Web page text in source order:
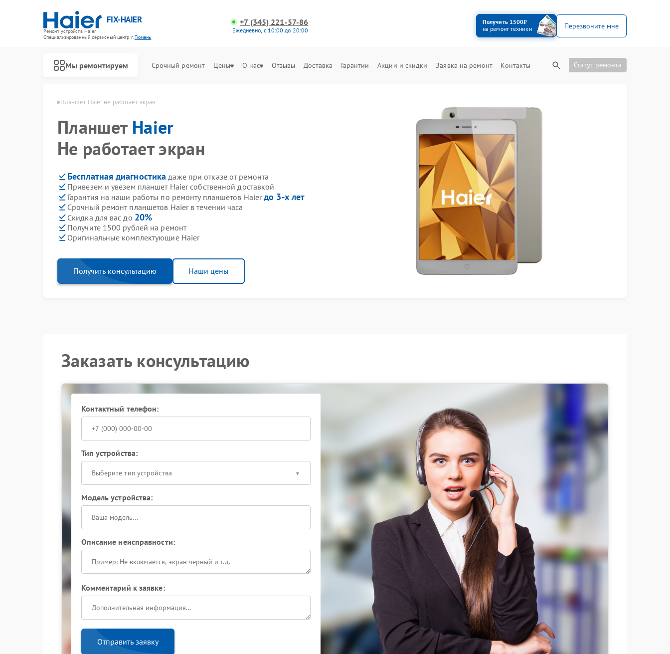
FIX-HAIER
Ремонт устройств Haier
Специализированный cервисный центр г.Тюмень
+7 (345) 221-57-86
Ежедневно, с 10:00 до 20:00
Получить 1500₽
на ремонт техники
Перезвоните мне
Мы ремонтируем Срочный ремонт Цены О нас Отзывы Доставка Гарантии Акции и скидки Заявка на ремонт Контакты Статус ремонта
Планшет Haier не работает экран
Планшет Haier
Не работает экран
Бесплатная диагностика даже при отказе от ремонта
Привезем и увезем планшет Haier собственной доставкой
Гарантия на наши работы по ремонту планшетов Haierдо 3-х лет
Срочный ремонт планшетов Haier в течении часа
Скидка для вас до 20%
Получите 1500 рублей на ремонт
Оригинальные комплектующие Haier
Получить консультацию Наши цены
Заказать консультацию
Контактный телефон:
Тип устройства:
Выберите тип устройства
Модель устройства:
Описание неисправности:
Комментарий к заявке:
Отправить заявку